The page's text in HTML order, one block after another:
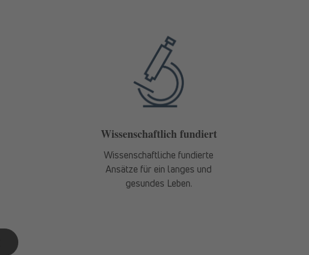
Wissenschaftlich fundiert
Wissenschaftliche fundierte
Ansätze für ein langes und
gesundes Leben.